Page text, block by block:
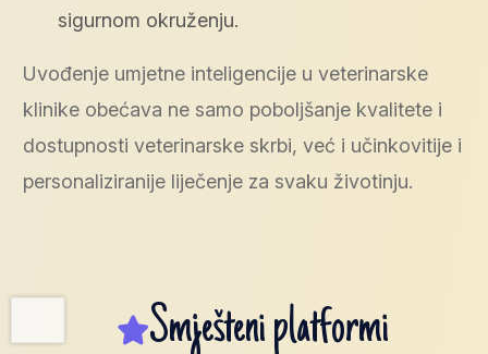
sigurnom okruženju.
Uvođenje umjetne inteligencije u veterinarske
klinike obećava ne samo poboljšanje kvalitete i
dostupnosti veterinarske skrbi, već i učinkovitije i
personaliziranije liječenje za svaku životinju.
Smješteni platformi